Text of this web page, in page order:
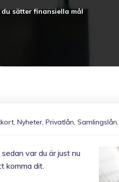
sätter finansiella mål
, Nyheter, Privatlån, Samlingslån,
var du är just nu
komma dit.